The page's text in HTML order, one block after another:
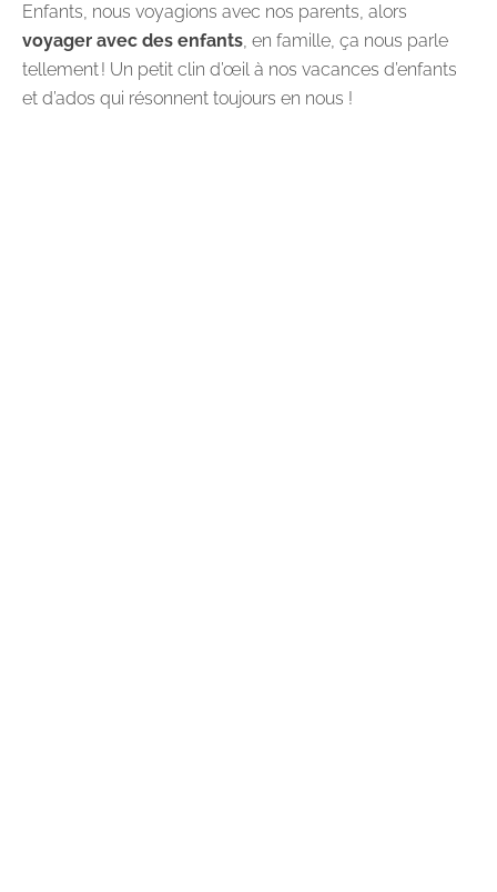
Enfants, nous voyagions avec nos parents, alors
voyager avec des enfants, en famille, ça nous parle
tellement ! Un petit clin d’œil à nos vacances d’enfants
et d’ados qui résonnent toujours en nous !